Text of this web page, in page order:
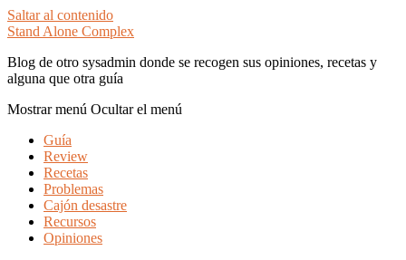
Saltar al contenido
Stand Alone Complex
Blog de otro sysadmin donde se recogen sus opiniones, recetas y
alguna que otra guía
Mostrar menú Ocultar el menú
Guía
Review
Recetas
Problemas
Cajón desastre
Recursos
Opiniones